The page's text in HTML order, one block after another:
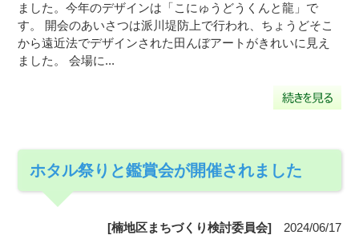
ました。今年のデザインは「こにゅうどうくんと龍」で
す。 開会のあいさつは派川堤防上で行われ、ちょうどそこ
から遠近法でデザインされた田んぼアートがきれいに見え
ました。 会場に...
ホタル祭りと鑑賞会が開催されました
[楠地区まちづくり検討委員会] 2024/06/17